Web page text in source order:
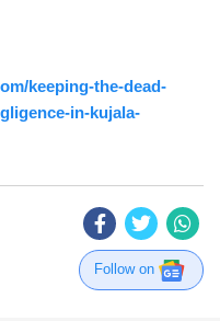
keeping-the-dead-
in-kujala-
Follow on